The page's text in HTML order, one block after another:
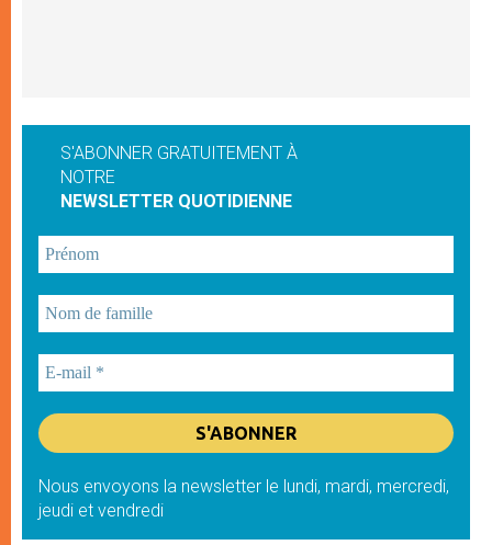
S'ABONNER GRATUITEMENT À
NOTRE
NEWSLETTER QUOTIDIENNE
Nous envoyons la newsletter le lundi, mardi, mercredi,
jeudi et vendredi